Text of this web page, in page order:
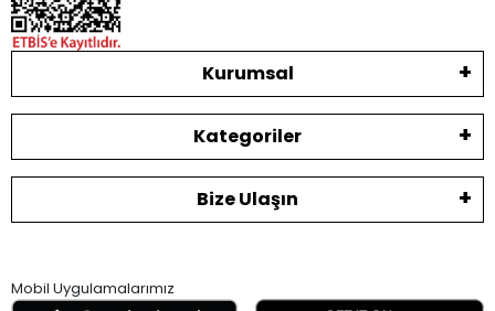
Kurumsal
Kategoriler
Bize Ulaşın
Mobil Uygulamalarımız